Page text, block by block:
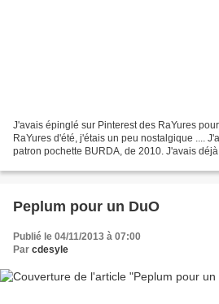
J'avais épinglé sur Pinterest des RaYures
RaYures d'été, j'étais un peu nostalgique ....
patron pochette BURDA, de 2010. J'avais
Peplum pour un DuO
Publié le 04/11/2013 à 07:00
Par cdesyle